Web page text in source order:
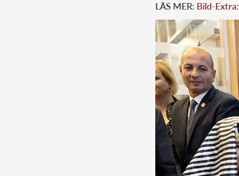
LÄS MER: Bild-